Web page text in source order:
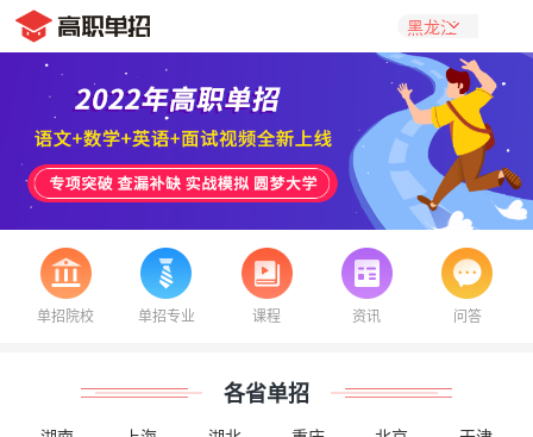
单招院校 单招专业 课程 资讯 问答
各省单招